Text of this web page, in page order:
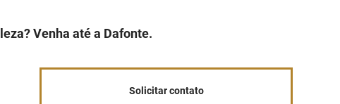
Venha até a Dafonte.
Solicitar contato